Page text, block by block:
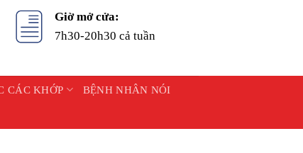
Giờ mở cửa:
7h30-20h30 cả tuần
CÁC KHỚP BỆNH NHÂN NÓI